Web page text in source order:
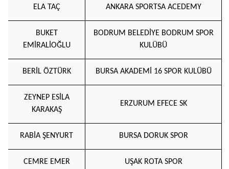
ELA TAÇ ANKARA SPORTSA ACEDEMY
BUKET
EMİRALİOĞLU
BODRUM BELEDİYE BODRUM SPOR
KULÜBÜ
BERİL ÖZTÜRK BURSA AKADEMİ 16 SPOR KULÜBÜ
ZEYNEP ESİLA
KARAKAŞ
ERZURUM EFECE SK
RABİA ŞENYURT BURSA DORUK SPOR
CEMRE EMER UŞAK ROTA SPOR